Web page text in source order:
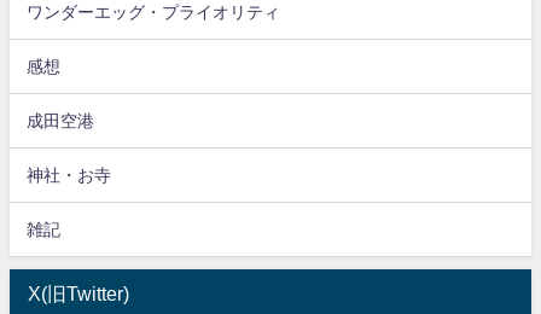
ワンダーエッグ・プライオリティ
感想
成田空港
神社・お寺
雑記
X(旧Twitter)